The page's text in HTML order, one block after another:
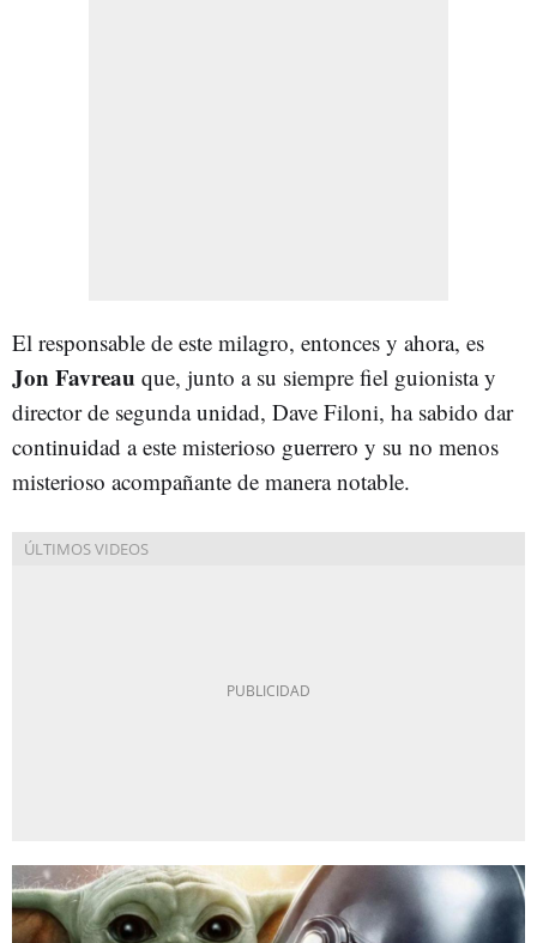
El responsable de este milagro, entonces y ahora, es
Jon Favreau que, junto a su siempre fiel guionista y
director de segunda unidad, Dave Filoni, ha sabido dar
continuidad a este misterioso guerrero y su no menos
misterioso acompañante de manera notable.